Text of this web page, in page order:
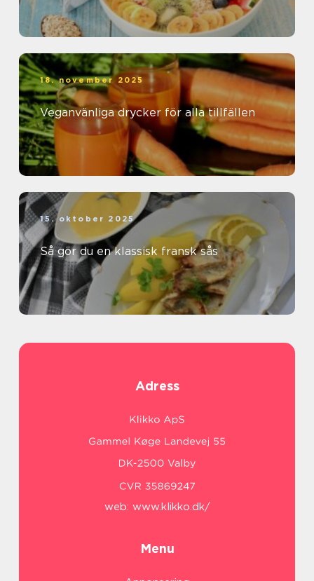
18. november 2025
Veganvänliga drycker för alla tillfällen
15. oktober 2025
Så gör du en klassisk fransk sås
Adress
web: www.klikko.dk/
Menu